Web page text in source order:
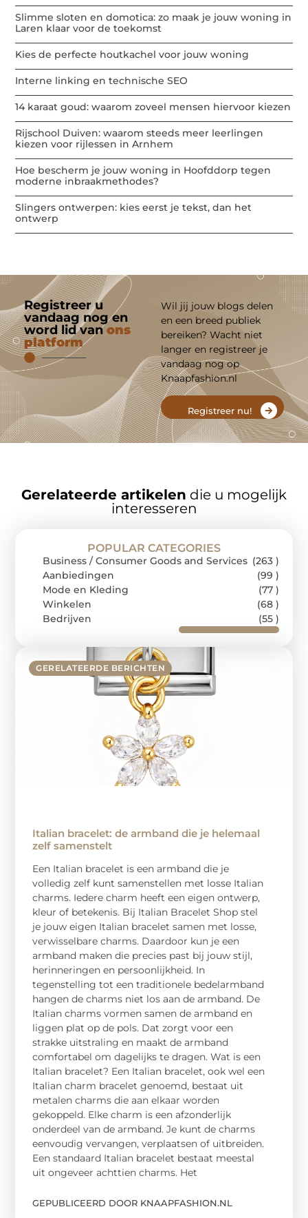
Slimme sloten en domotica: zo maak je jouw woning in
Laren klaar voor de toekomst
Kies de perfecte houtkachel voor jouw woning
Interne linking en technische SEO
14 karaat goud: waarom zoveel mensen hiervoor kiezen
Rijschool Duiven: waarom steeds meer leerlingen
kiezen voor rijlessen in Arnhem
Hoe bescherm je jouw woning in Hoofddorp tegen
moderne inbraakmethodes?
Slingers ontwerpen: kies eerst je tekst, dan het
ontwerp
Registreer u
vandaag nog en
word lid vanons
platform
Wil jij jouw blogs delen
en een breed publiek
bereiken? Wacht niet
langer en registreer je
vandaag nog op
Knaapfashion.nl
Registreer nu!
Gerelateerde artikelen die u mogelijk
interesseren
GERELATEERDE BERICHTEN
Italian bracelet: de armband die je helemaal
zelf samenstelt
Een Italian bracelet is een armband die je
volledig zelf kunt samenstellen met losse Italian
charms. Iedere charm heeft een eigen ontwerp,
kleur of betekenis. Bij Italian Bracelet Shop stel
je jouw eigen Italian bracelet samen met losse,
verwisselbare charms. Daardoor kun je een
armband maken die precies past bij jouw stijl,
herinneringen en persoonlijkheid. In
tegenstelling tot een traditionele bedelarmband
hangen de charms niet los aan de armband. De
Italian charms vormen samen de armband en
liggen plat op de pols. Dat zorgt voor een
strakke uitstraling en maakt de armband
comfortabel om dagelijks te dragen. Wat is een
Italian bracelet? Een Italian bracelet, ook wel een
Italian charm bracelet genoemd, bestaat uit
metalen charms die aan elkaar worden
gekoppeld. Elke charm is een afzonderlijk
onderdeel van de armband. Je kunt de charms
eenvoudig vervangen, verplaatsen of uitbreiden.
Een standaard Italian bracelet bestaat meestal
uit ongeveer achttien charms. Het
GEPUBLICEERD DOOR KNAAPFASHION.NL
POPULAR CATEGORIES
Business / Consumer Goods and Services (263 )
Aanbiedingen
(99 )
Mode en Kleding
(77 )
Winkelen
(68 )
Bedrijven
(55 )